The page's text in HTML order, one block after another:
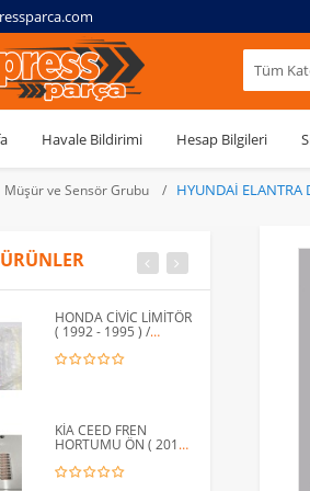
Tüm
Havale Bildirimi Hesap Bilgileri
Müşür ve Sensör Grubu HYUNDAİ ELANTRA
HONDA CİVİC LİMİTÖR
( 1992 - 1995 ) /
KİA CEED FREN
HORTUMU ÖN ( 2012 -